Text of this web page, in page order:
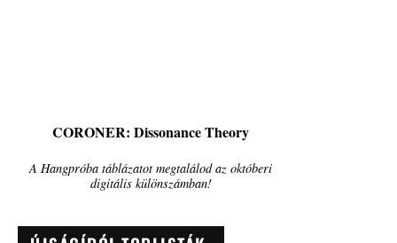
CORONER: Dissonance Theory
A Hangpróba táblázatot megtalálod az októberi
digitális különszámban!